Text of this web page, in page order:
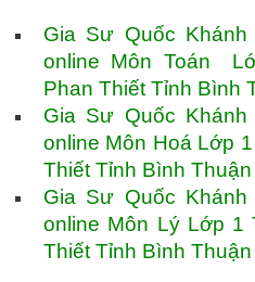
Gia Sư Quốc
online Môn Toán
Phan Thiết Tỉnh Bình
Gia Sư Quốc
online Môn Hoá Lớp
Thiết Tỉnh Bình Thuận
Gia Sư Quốc
online Môn Lý Lớp 1
Thiết Tỉnh Bình Thuận